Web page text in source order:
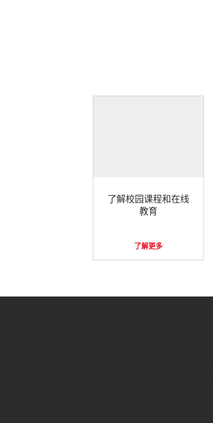
了解校园课程和在线
教育
了解更多